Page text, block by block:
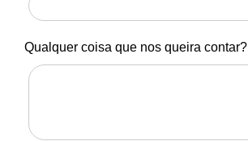
Qualquer coisa que nos queira contar?